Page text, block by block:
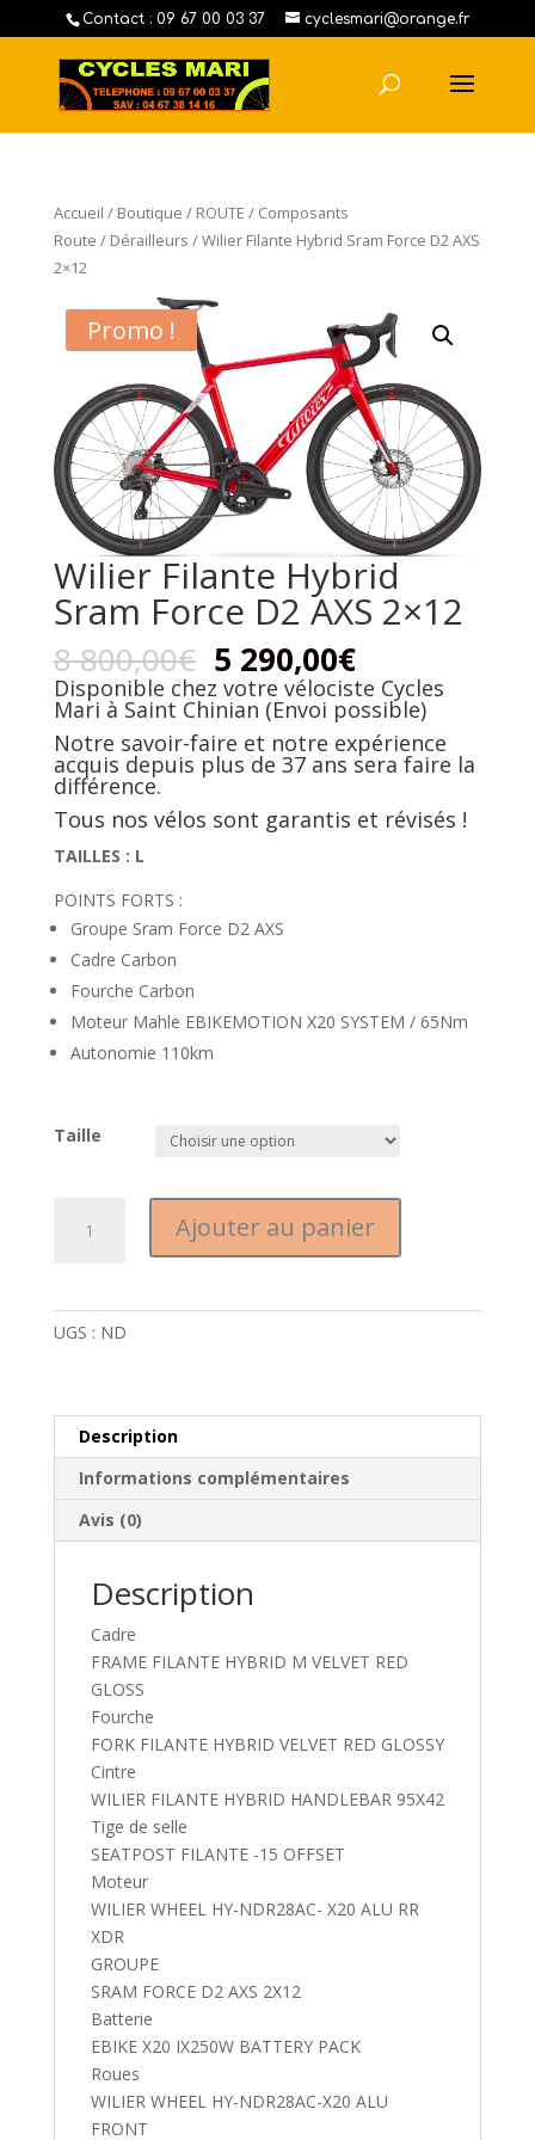
Contact : 09 67 00 03 37 cyclesmari@orange.fr
Accueil / Boutique / ROUTE / Composants
Route / Dérailleurs / Wilier Filante Hybrid Sram Force D2 AXS
2×12
Promo !
Wilier Filante Hybrid
Sram Force D2 AXS 2×12
8 800,00€ 5 290,00€
Disponible chez votre vélociste Cycles
Mari à Saint Chinian (Envoi possible)
Notre savoir-faire et notre expérience
acquis depuis plus de 37 ans sera faire la
différence.
Tous nos vélos sont garantis et révisés !
TAILLES : L
POINTS FORTS :
Groupe Sram Force D2 AXS
Cadre Carbon
Fourche Carbon
Moteur Mahle EBIKEMOTION X20 SYSTEM / 65Nm
Autonomie 110km
Taille
AXS
2x12
Ajouter au panier
UGS : ND
Description
Informations complémentaires
Avis (0)
Description
Cadre
FRAME FILANTE HYBRID M VELVET RED
GLOSS
Fourche
FORK FILANTE HYBRID VELVET RED GLOSSY
Cintre
WILIER FILANTE HYBRID HANDLEBAR 95X42
Tige de selle
SEATPOST FILANTE -15 OFFSET
Moteur
WILIER WHEEL HY-NDR28AC- X20 ALU RR
XDR
GROUPE
SRAM FORCE D2 AXS 2X12
Batterie
EBIKE X20 IX250W BATTERY PACK
Roues
WILIER WHEEL HY-NDR28AC-X20 ALU
FRONT